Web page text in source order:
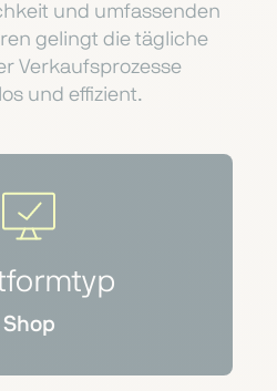
und umfassenden
gelingt die tägliche
Verkaufsprozesse
und effizient.
Shop